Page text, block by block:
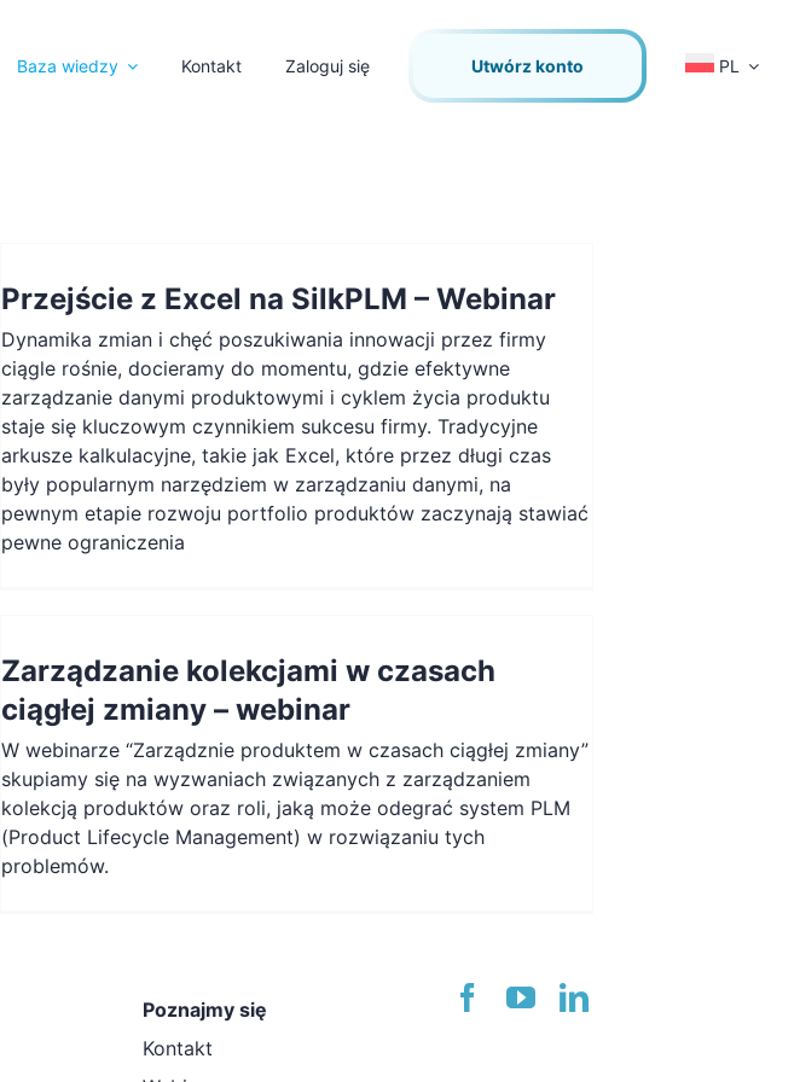
Baza wiedzy Kontakt Zaloguj się Utwórz konto PL
Przejście z Excel na SilkPLM – Webinar
Dynamika zmian i chęć poszukiwania innowacji przez firmy
ciągle rośnie, docieramy do momentu, gdzie efektywne
zarządzanie danymi produktowymi i cyklem życia produktu
staje się kluczowym czynnikiem sukcesu firmy. Tradycyjne
arkusze kalkulacyjne, takie jak Excel, które przez długi czas
były popularnym narzędziem w zarządzaniu danymi, na
pewnym etapie rozwoju portfolio produktów zaczynają stawiać
pewne ograniczenia
Zarządzanie kolekcjami w czasach
ciągłej zmiany – webinar
W webinarze “Zarządznie produktem w czasach ciągłej zmiany”
skupiamy się na wyzwaniach związanych z zarządzaniem
kolekcją produktów oraz roli, jaką może odegrać system PLM
(Product Lifecycle Management) w rozwiązaniu tych
problemów.
Poznajmy się
Kontakt